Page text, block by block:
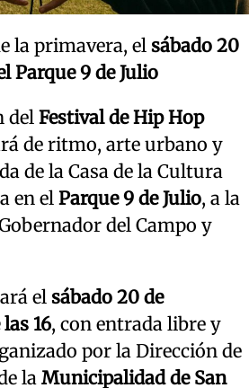
la primavera, el sábado 20
Parque 9 de Julio
del Festival de Hip Hop
de ritmo, arte urbano y
de la Casa de la Cultura
en el Parque 9 de Julio, a la
del Campo y
el sábado 20 de
16, con entrada libre y
por la Dirección de
la Municipalidad de San